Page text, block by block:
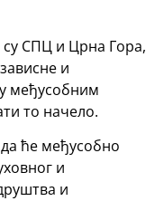
су СПЦ и Црна Гора,
и
међусобним
то начело.
ће међусобно
и
и